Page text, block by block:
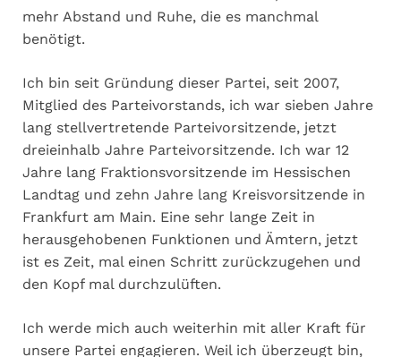
mehr Abstand und Ruhe, die es manchmal
benötigt.
Ich bin seit Gründung dieser Partei, seit 2007,
Mitglied des Parteivorstands, ich war sieben Jahre
lang stellvertretende Parteivorsitzende, jetzt
dreieinhalb Jahre Parteivorsitzende. Ich war 12
Jahre lang Fraktionsvorsitzende im Hessischen
Landtag und zehn Jahre lang Kreisvorsitzende in
Frankfurt am Main. Eine sehr lange Zeit in
herausgehobenen Funktionen und Ämtern, jetzt
ist es Zeit, mal einen Schritt zurückzugehen und
den Kopf mal durchzulüften.
Ich werde mich auch weiterhin mit aller Kraft für
unsere Partei engagieren. Weil ich überzeugt bin,